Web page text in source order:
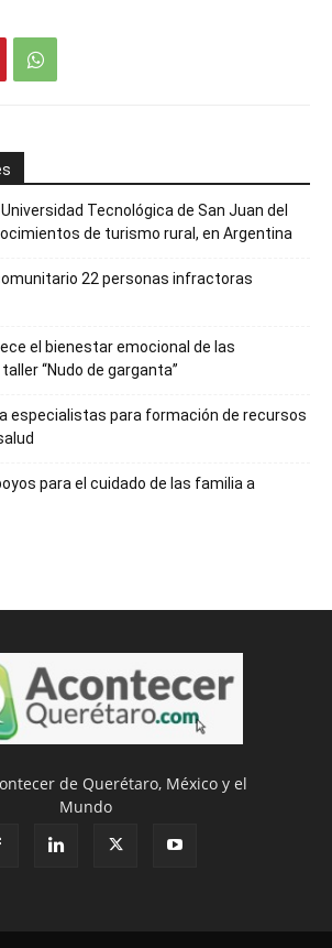
Tecnológica de San Juan del
de turismo rural, en Argentina
22 personas infractoras
el bienestar emocional de las
‘‘Nudo de garganta’’
especialistas para formación de recursos
para el cuidado de las familia a
de Querétaro, México y el
Mundo